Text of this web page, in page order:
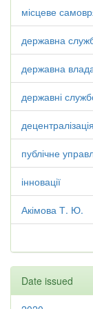
місцеве
державна
державна
державні
децентралізація
публічне
інновації
Акімова Т. Ю.
Date issued